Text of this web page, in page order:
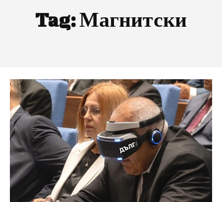
Tag:Магнитски